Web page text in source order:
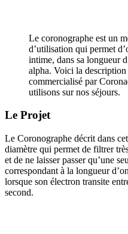
Le coronographe est un
d’utilisation qui permet
intime, dans sa longueur
alpha. Voici la
commercialisé par
utilisons sur nos séjours.
Le Projet
Le Coronographe décrit dans
diamètre qui permet de filtrer
et de ne laisser passer qu’une
correspondant à la longueur
lorsque son électron transite
second.